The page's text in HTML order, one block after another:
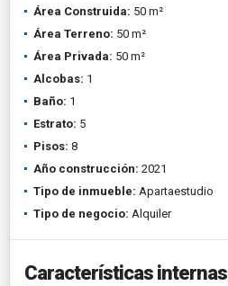
Área Construida: 50 m²
Área Terreno: 50 m²
Área Privada: 50 m²
Alcobas: 1
Baño: 1
Estrato: 5
Pisos: 8
Año construcción: 2021
Tipo de inmueble: Apartaestudio
Tipo de negocio: Alquiler
Características internas